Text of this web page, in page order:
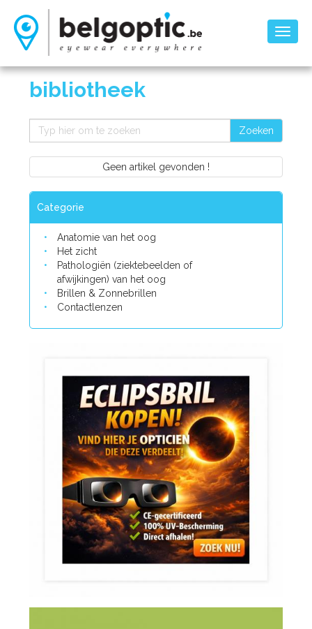
bibliotheek
Zoeken
Geen artikel gevonden !
Categorie
Anatomie van het oog
Het zicht
Pathologiën (ziektebeelden of
afwijkingen) van het oog
Brillen & Zonnebrillen
Contactlenzen